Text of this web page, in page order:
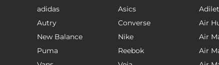
adidas
Asics
Autry
Converse
New Balance
Nike
Puma
Reebok
Air
Air
Air